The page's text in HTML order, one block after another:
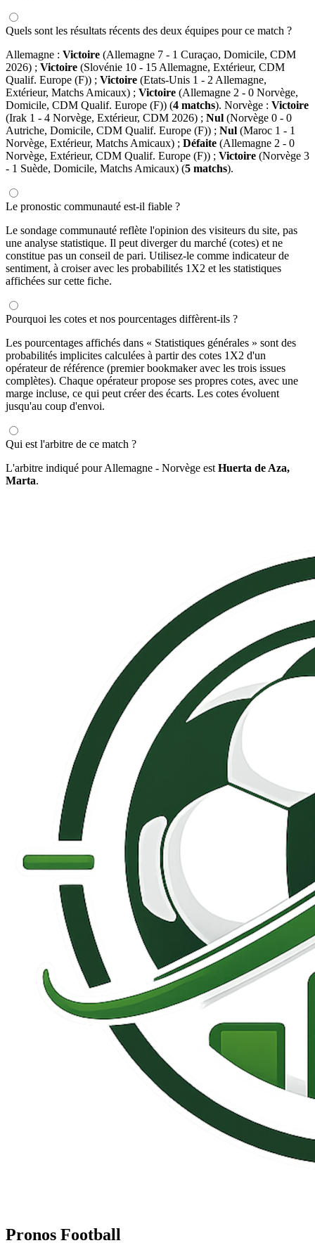
Quels sont les résultats récents des deux équipes pour ce match ?
Allemagne : Victoire (Allemagne 7 - 1 Curaçao, Domicile, CDM
2026) ; Victoire (Slovénie 10 - 15 Allemagne, Extérieur, CDM
Qualif. Europe (F)) ; Victoire (Etats-Unis 1 - 2 Allemagne,
Extérieur, Matchs Amicaux) ; Victoire (Allemagne 2 - 0 Norvège,
Domicile, CDM Qualif. Europe (F)) (4 matchs). Norvège : Victoire
(Irak 1 - 4 Norvège, Extérieur, CDM 2026) ; Nul (Norvège 0 - 0
Autriche, Domicile, CDM Qualif. Europe (F)) ; Nul (Maroc 1 - 1
Norvège, Extérieur, Matchs Amicaux) ; Défaite (Allemagne 2 - 0
Norvège, Extérieur, CDM Qualif. Europe (F)) ; Victoire (Norvège 3
- 1 Suède, Domicile, Matchs Amicaux) (5 matchs).
Le pronostic communauté est-il fiable ?
Le sondage communauté reflète l'opinion des visiteurs du site, pas
une analyse statistique. Il peut diverger du marché (cotes) et ne
constitue pas un conseil de pari. Utilisez-le comme indicateur de
sentiment, à croiser avec les probabilités 1X2 et les statistiques
affichées sur cette fiche.
Pourquoi les cotes et nos pourcentages diffèrent-ils ?
Les pourcentages affichés dans « Statistiques générales » sont des
probabilités implicites calculées à partir des cotes 1X2 d'un
opérateur de référence (premier bookmaker avec les trois issues
complètes). Chaque opérateur propose ses propres cotes, avec une
marge incluse, ce qui peut créer des écarts. Les cotes évoluent
jusqu'au coup d'envoi.
Qui est l'arbitre de ce match ?
L'arbitre indiqué pour Allemagne - Norvège est Huerta de Aza,
Marta.
Pronos Football